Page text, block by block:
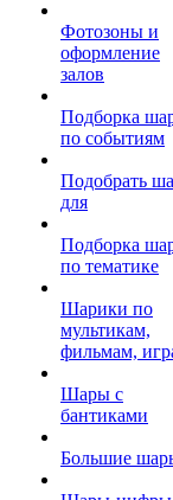
Фотозоны и
оформление
залов
Подборка
по событиям
Подобрать
для
Подборка
по тематике
Шарики по
мультикам,
фильмам,
Шары с
бантиками
Большие